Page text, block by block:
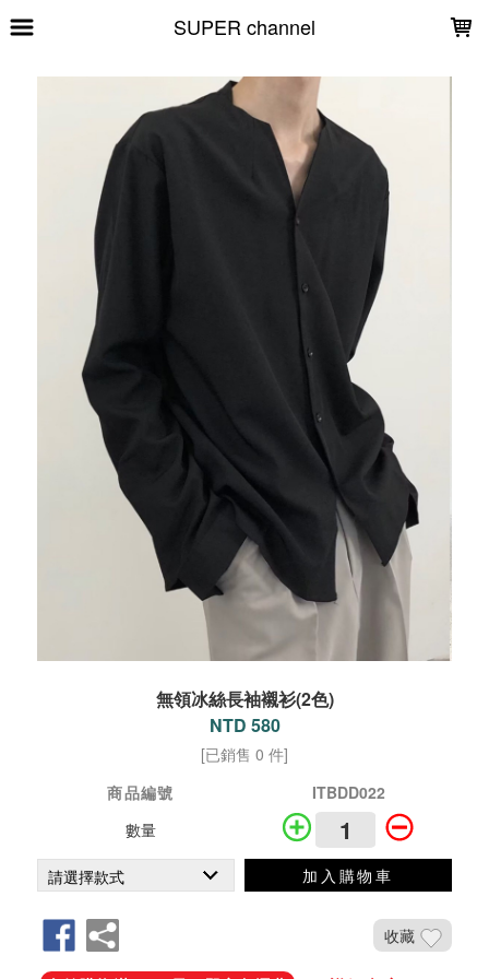
SUPER channel
無領冰絲長袖襯衫(2色)
NTD 580
[已銷售 0 件]
商品編號
ITBDD022
數量
加入購物車
收藏